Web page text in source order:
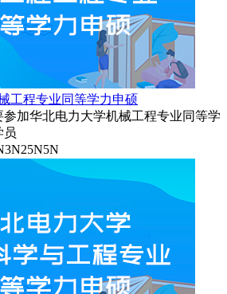
工程专业同等学力申硕
参加华北电力大学机械工程专业同等学
员